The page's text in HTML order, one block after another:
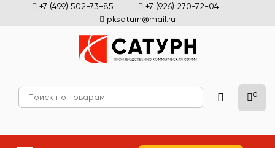
+7 (499) 502-73-85
+7 (926) 270-72-04
pksaturn@mail.ru
0